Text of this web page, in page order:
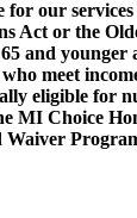
for our
Act or the
and younger
meet
eligible for
MI Choice
Waiver